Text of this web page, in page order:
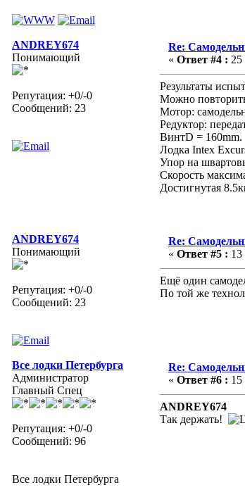
ANDREY674
Понимающий
Репутация: +0/-0
Сообщений: 23
Re:
« Ответ #4 : 25
Результаты
Можно
Мотор:
Редуктор:
ВинтD =
Лодка Intex
Упор на
Скорость
Достигнутая
ANDREY674
Понимающий
Репутация: +0/-0
Сообщений: 23
Re:
« Ответ #5 : 13
Ещё один
По той же
Все лодки Петербурга
Администратор
Главный Спец
Репутация: +0/-0
Сообщений: 96
Все лодки Петербурга
Re:
« Ответ #6 : 15
ANDREY674
Так держать!